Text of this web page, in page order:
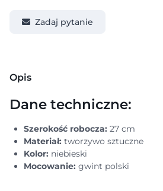
Zadaj pytanie
Opis
Dane techniczne:
Szerokość robocza: 27 cm
Materiał: tworzywo sztuczne
Kolor: niebieski
Mocowanie: gwint polski